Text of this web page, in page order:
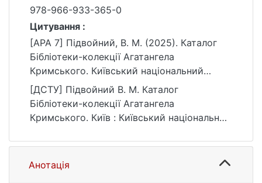
978-966-933-365-0
Цитування :
[APA 7] Підвойний, В. М. (2025). Каталог
Бібліотеки-колекції Агатангела
Кримського. Київський національний
університет імені Тараса Шевченка.
https://ir.library.knu.ua/handle/15071834/249
03
[ДСТУ] Підвойний В. М. Каталог
Бібліотеки-колекції Агатангела
Кримського. Київ : Київський національний
С. 263. URL:
https://ir.library.knu.ua/handle/15071834/249
03 (дата звернення: 26.07.2026).
Анотація